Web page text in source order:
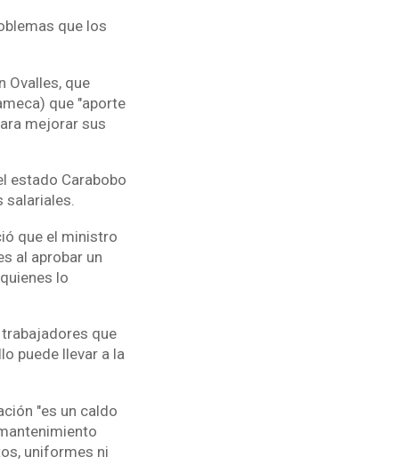
que los
Ovalles, que
que "aporte
mejorar sus
estado Carabobo
salariales.
que el ministro
al aprobar un
lo
que
puede llevar a la
"es un caldo
uniformes ni